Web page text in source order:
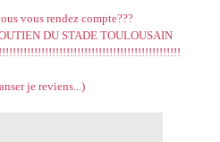
vous rendez compte???
DU STADE TOULOUSAIN
je reviens...)